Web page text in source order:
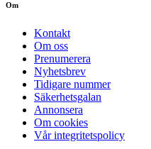
Om
Kontakt
Om oss
Prenumerera
Nyhetsbrev
Tidigare nummer
Säkerhetsgalan
Annonsera
Om cookies
Vår integritetspolicy